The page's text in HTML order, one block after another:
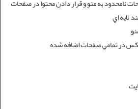
نامحدود به منو و قرار دادن محتوا در صفحات
لايه اي
در تمامي صفحات اضافه شده